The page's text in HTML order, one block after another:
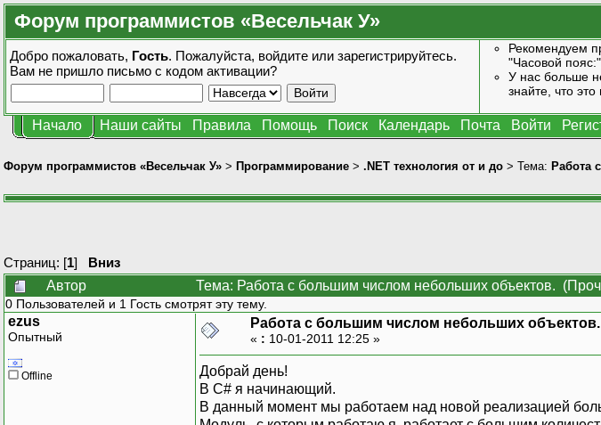
Форум программистов «Весельчак У»
Добро пожаловать, Гость. Пожалуйста, войдите или зарегистрируйтесь.
Вам не пришло письмо с кодом активации?
Рекомендуем
"Часовой
У нас больше
знайте, что
Начало Наши сайты Правила Помощь Поиск Календарь Почта Войти
Форум программистов «Весельчак У» > Программирование > .NET технология от и до > Тема: Работа
Страниц: [1] Вниз
Автор
Тема: Работа с большим числом небольших объектов.
0 Пользователей и 1 Гость смотрят эту тему.
ezus
Опытный
Offline
Работа с большим числом небольших объектов.
« : 10-01-2011 12:25 »
Добрай день!
В С# я начинающий.
В данный момент мы работаем над новой реализацией